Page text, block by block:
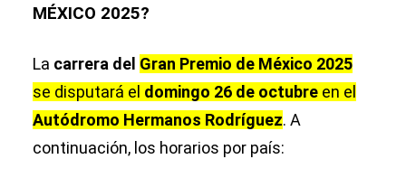
MÉXICO 2025?
La carrera del Gran Premio de México 2025
se disputará el domingo 26 de octubre en el
Autódromo Hermanos Rodríguez. A
continuación, los horarios por país: